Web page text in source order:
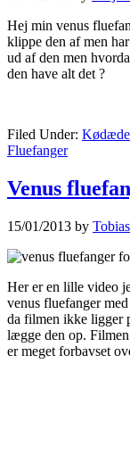
Hej min venus
klippe den af men
ud af den men
den have alt det ?
Filed Under:
Fluefanger
Venus
15/01/2013 by Tobias
Her er en lille video
venus fluefanger
da filmen ikke ligger
lægge den op.
er meget forbavset